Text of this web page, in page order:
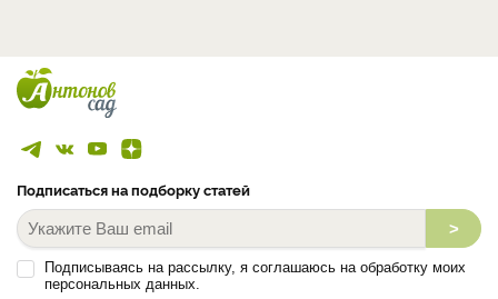
Подписаться на подборку статей
>
Подписываясь на рассылку, я соглашаюсь на обработку моих
персональных данных.